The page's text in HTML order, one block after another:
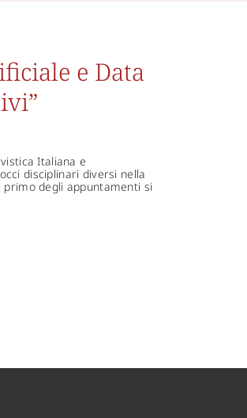
e Data
Italiana e
disciplinari diversi nella
degli appuntamenti si